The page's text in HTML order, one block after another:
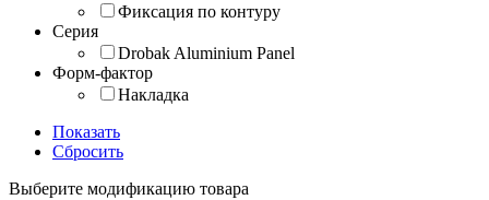
Фиксация по контуру
Серия
Drobak Aluminium Panel
Форм-фактор
Накладка
Показать
Сбросить
Выберите модификацию товара